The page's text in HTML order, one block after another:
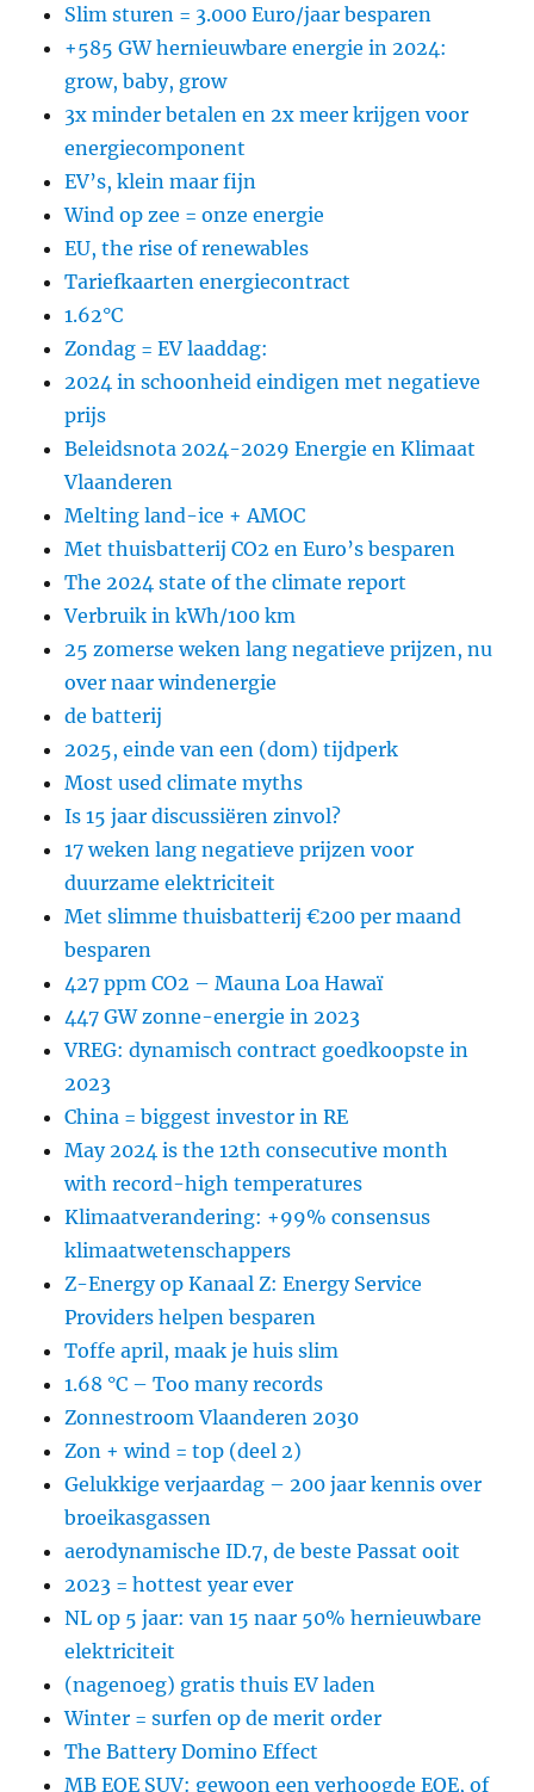
Slim sturen = 3.000 Euro/jaar besparen
+585 GW hernieuwbare energie in 2024:
grow, baby, grow
3x minder betalen en 2x meer krijgen voor
energiecomponent
EV’s, klein maar fijn
Wind op zee = onze energie
EU, the rise of renewables
Tariefkaarten energiecontract
1.62°C
Zondag = EV laaddag:
2024 in schoonheid eindigen met negatieve
prijs
Beleidsnota 2024-2029 Energie en Klimaat
Vlaanderen
Melting land-ice + AMOC
Met thuisbatterij CO2 en Euro’s besparen
The 2024 state of the climate report
Verbruik in kWh/100 km
25 zomerse weken lang negatieve prijzen, nu
over naar windenergie
de batterij
2025, einde van een (dom) tijdperk
Most used climate myths
Is 15 jaar discussiëren zinvol?
17 weken lang negatieve prijzen voor
duurzame elektriciteit
Met slimme thuisbatterij €200 per maand
besparen
427 ppm CO2 – Mauna Loa Hawaï
447 GW zonne-energie in 2023
VREG: dynamisch contract goedkoopste in
2023
China = biggest investor in RE
May 2024 is the 12th consecutive month
with record-high temperatures
Klimaatverandering: +99% consensus
klimaatwetenschappers
Z-Energy op Kanaal Z: Energy Service
Providers helpen besparen
Toffe april, maak je huis slim
1.68 °C – Too many records
Zonnestroom Vlaanderen 2030
Zon + wind = top (deel 2)
Gelukkige verjaardag – 200 jaar kennis over
broeikasgassen
aerodynamische ID.7, de beste Passat ooit
2023 = hottest year ever
NL op 5 jaar: van 15 naar 50% hernieuwbare
elektriciteit
(nagenoeg) gratis thuis EV laden
Winter = surfen op de merit order
The Battery Domino Effect
MB EQE SUV: gewoon een verhoogde EQE, of